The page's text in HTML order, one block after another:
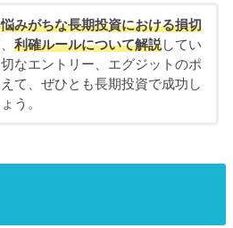
みがちな長期投資における損切
利確ルールについて解説してい
なエントリー、エグジットのポ
て、ぜひとも長期投資で成功し
う。